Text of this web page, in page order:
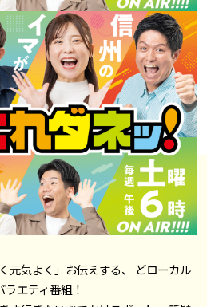
元気よく」お伝えする、 どローカル
ラエティ番組！